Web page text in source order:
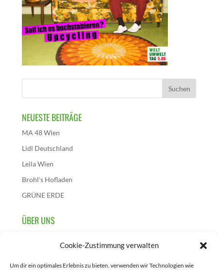
Cookie-Zustimmung verwalten
Um dir ein optimales Erlebnis zu bieten, verwenden wir Technologien wie
NEUESTE BEITRÄGE
MA 48 Wien
Lidl Deutschland
Leila Wien
Brohl’s Hofladen
GRÜNE ERDE
ÜBER UNS
Aktionstages und initiieren, sammeln und berichten über